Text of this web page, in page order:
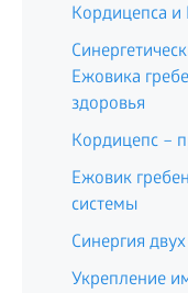
Кордицепса и
Ежовика
здоровья
Кордицепс –
Ежовик
системы
Синергия
Укрепление